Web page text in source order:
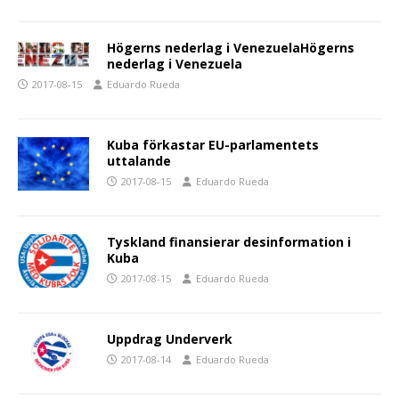
Högerns nederlag i VenezuelaHögerns
nederlag i Venezuela
2017-08-15 Eduardo Rueda
Kuba förkastar EU-parlamentets
uttalande
2017-08-15 Eduardo Rueda
Tyskland finansierar desinformation i
Kuba
2017-08-15 Eduardo Rueda
Uppdrag Underverk
2017-08-14 Eduardo Rueda